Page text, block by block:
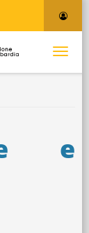
Toggle
e